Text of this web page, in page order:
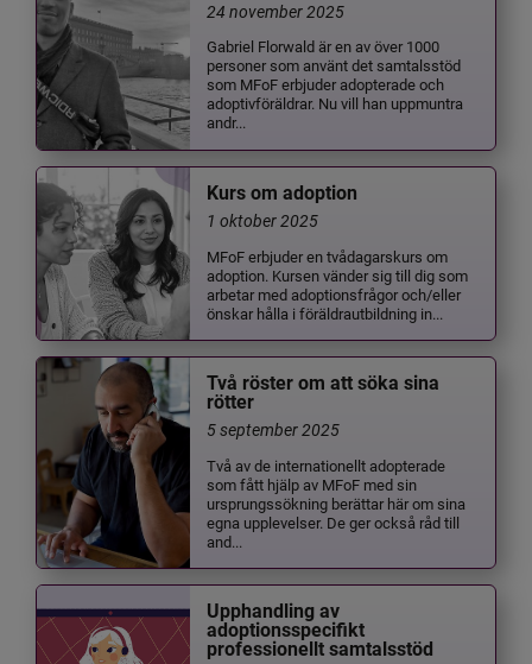
24 november 2025
Gabriel Florwald är en av över 1000
personer som använt det samtalsstöd
som MFoF erbjuder adopterade och
adoptivföräldrar. Nu vill han uppmuntra
andr...
Kurs om adoption
1 oktober 2025
MFoF erbjuder en tvådagarskurs om
adoption. Kursen vänder sig till dig som
arbetar med adoptionsfrågor och/eller
önskar hålla i föräldrautbildning in...
Två röster om att söka sina
rötter
5 september 2025
Två av de internationellt adopterade
som fått hjälp av MFoF med sin
ursprungssökning berättar här om sina
egna upplevelser. De ger också råd till
and...
Upphandling av
adoptionsspecifikt
professionellt samtalsstöd